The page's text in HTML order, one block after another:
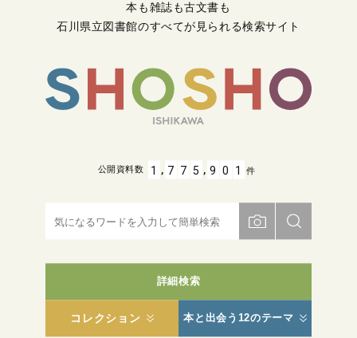
本も雑誌も古文書も
石川県立図書館のすべてが見られる検索サイト
詳細検索
コレクション 本と出会う12のテーマ
公開資料数 1 , 7 7 5 , 9 0 1 件